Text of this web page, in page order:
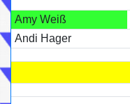
Amy Weiß
Andi Hager